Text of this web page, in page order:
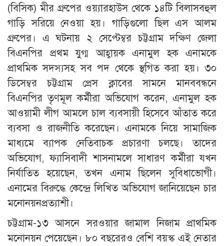
(বিসিক) মীর গ্রুপের ওয়্যারহাউস থেকে ১৪টি বিলাসবহুল
গাড়ি সরিয়ে নেওয়া হয়। গাড়িগুলো ছিল এস আলম
গ্রুপের। এ ঘটনায় ২ সেপ্টেম্বর চট্টগ্রাম দক্ষিণ জেলা
বিএনপির প্রথম যুগ্ম আহ্বায়ক এনামুল হক এনামকে
প্রাথমিক সদস্যসহ সব পদ থেকে স্থগিত করা হয়। ৩০
ডিসেম্বর চট্টগ্রাম প্রেস ক্লাবের সামনে মানববন্ধনে
বিএনপির তৃণমূল কর্মীরা অভিযোগ করেন, এনামুল হক
আওয়ামী লীগ আমলে চাল ব্যবসায়ী হিসেবে আঁতাত করে
ব্যবসা ও রাজনীতি করেছেন। এনামকে নিয়ে সামাজিক
মাধ্যমে ব্যাপক নেতিবাচক প্রচারণা চলছে। তাদের
অভিযোগ, ফ্যাসিবাদী শাসনামলে সাধারণ কর্মীরা যখন
নির্যাতিত হয়েছেন, তখন এনাম ছিলেন সুবিধাভোগী।
এনামের বিরুদ্ধে কেন্দ্রে লিখিত অভিযোগ জানিয়েছেন চার
মনোনয়নপ্রত্যাশী।
চট্টগ্রাম-১৩ আসনে সরওয়ার জামাল নিজাম প্রাথমিক
মনোনয়ন পেয়েছেন। ৮০ বছরেরও বেশি বয়স্ক এই নেতার